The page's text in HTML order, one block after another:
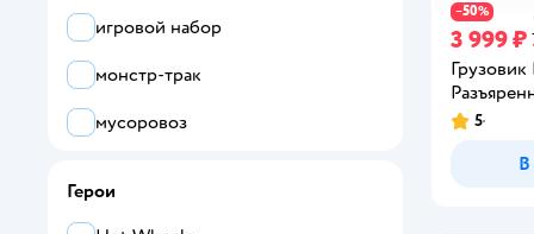
−50%
3 999 ₽
Рейтинг:
5
В
AUTODRIVE
игровой набор
монстр-трак
мусоровоз
Герои